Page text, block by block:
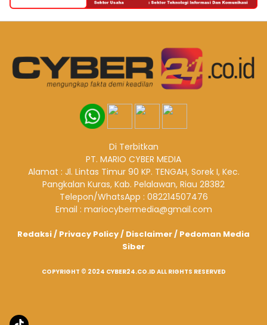
Di Terbitkan
PT. MARIO CYBER MEDIA
Alamat : Jl. Lintas Timur 90 KP. TENGAH, Sorek I, Kec.
Pangkalan Kuras, Kab. Pelalawan, Riau 28382
Telepon/WhatsApp : 082214507476
Email : mariocybermedia@gmail.com
Redaksi/ Privacy Policy/ Disclaimer/ Pedoman Media
Siber
COPYRIGHT © 2024 CYBER24.CO.ID ALL RIGHTS RESERVED